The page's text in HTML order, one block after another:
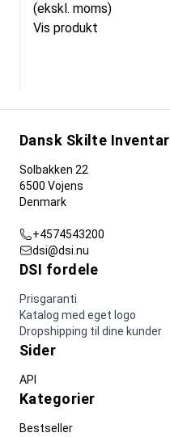
(ekskl. moms)
Vis produkt
Dansk Skilte Inventar
Solbakken 22
6500 Vojens
Denmark
+4574543200
dsi@dsi.nu
DSI fordele
Prisgaranti
Katalog med eget logo
Dropshipping til dine kunder
Sider
API
Kategorier
Bestseller